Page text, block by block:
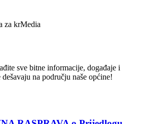
za krMedia
sve bitne informacije, događaje i
na području naše općine!